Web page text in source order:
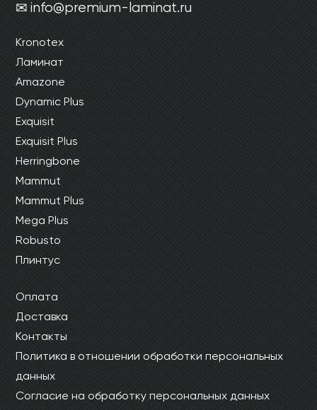
info@premium-laminat.ru
Kronotex
Ламинат
Amazone
Dynamic Plus
Exquisit
Exquisit Plus
Herringbone
Mammut
Mammut Plus
Mega Plus
Robusto
Плинтус
Оплата
Доставка
Контакты
Политика в отношении обработки персональных
данных
Согласие на обработку персональных данных